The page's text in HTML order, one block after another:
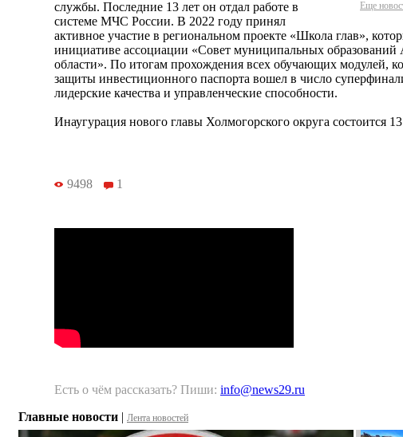
Еще
службы. Последние 13 лет он отдал работе в
системе МЧС России. В 2022 году принял
активное участие в региональном проекте «Школа глав»,
инициативе ассоциации «Совет муниципальных образований
области». По итогам прохождения всех обучающих модулей,
защиты инвестиционного паспорта вошел в число
лидерские качества и управленческие способности.
Инаугурация нового главы Холмогорского округа состоится
9498 1
Есть о чём рассказать? Пиши: info@news29.ru
Главные новости | Лента новостей